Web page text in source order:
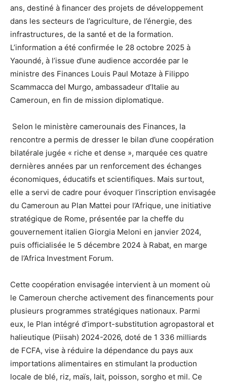
ans, destiné à financer des projets de développement
dans les secteurs de l’agriculture, de l’énergie, des
infrastructures, de la santé et de la formation.
L’information a été confirmée le 28 octobre 2025 à
Yaoundé, à l’issue d’une audience accordée par le
ministre des Finances Louis Paul Motaze à Filippo
Scammacca del Murgo, ambassadeur d’Italie au
Cameroun, en fin de mission diplomatique.
Selon le ministère camerounais des Finances, la
rencontre a permis de dresser le bilan d’une coopération
bilatérale jugée « riche et dense », marquée ces quatre
dernières années par un renforcement des échanges
économiques, éducatifs et scientifiques. Mais surtout,
elle a servi de cadre pour évoquer l’inscription envisagée
du Cameroun au Plan Mattei pour l’Afrique, une initiative
stratégique de Rome, présentée par la cheffe du
gouvernement italien Giorgia Meloni en janvier 2024,
puis officialisée le 5 décembre 2024 à Rabat, en marge
de l’Africa Investment Forum.
Cette coopération envisagée intervient à un moment où
le Cameroun cherche activement des financements pour
plusieurs programmes stratégiques nationaux. Parmi
eux, le Plan intégré d’import-substitution agropastoral et
halieutique (Piisah) 2024-2026, doté de 1 336 milliards
de FCFA, vise à réduire la dépendance du pays aux
importations alimentaires en stimulant la production
locale de blé, riz, maïs, lait, poisson, sorgho et mil. Ce